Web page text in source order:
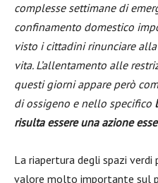
complesse settimane di
confinamento domestico
visto i cittadini rinunciare
vita. L’allentamento alle
questi giorni appare però
di ossigeno e nello specifico
risulta essere una azione
La riapertura degli spazi verdi
valore molto importante sul